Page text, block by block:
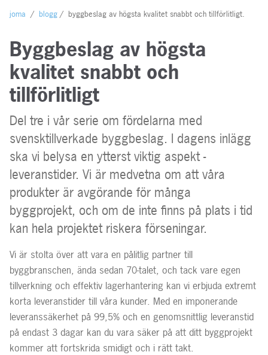
joma / blogg / byggbeslag av högsta kvalitet snabbt och tillförlitligt.
Byggbeslag av högsta
kvalitet snabbt och
tillförlitligt
Del tre i vår serie om fördelarna med
svensktillverkade byggbeslag. I dagens inlägg
ska vi belysa en ytterst viktig aspekt -
leveranstider. Vi är medvetna om att våra
produkter är avgörande för många
byggprojekt, och om de inte finns på plats i tid
kan hela projektet riskera förseningar.
Vi är stolta över att vara en pålitlig partner till
byggbranschen, ända sedan 70-talet, och tack vare egen
tillverkning och effektiv lagerhantering kan vi erbjuda extremt
korta leveranstider till våra kunder. Med en imponerande
leveranssäkerhet på 99,5% och en genomsnittlig leveranstid
på endast 3 dagar kan du vara säker på att ditt byggprojekt
kommer att fortskrida smidigt och i rätt takt.